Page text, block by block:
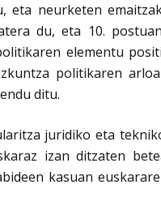
neurketen
du, eta 10.
elementu
politikaren
ditu.
juridiko eta
izan ditzaten
kasuan